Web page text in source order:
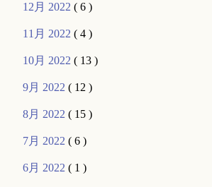
12月 2022( 6 )
11月 2022( 4 )
10月 2022( 13 )
9月 2022( 12 )
8月 2022( 15 )
7月 2022( 6 )
6月 2022( 1 )